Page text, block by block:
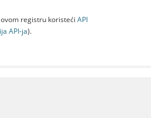
registru koristeći API
API-jа).